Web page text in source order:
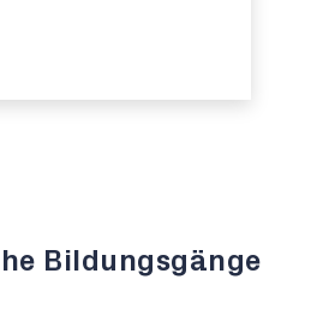
Bildungsgänge